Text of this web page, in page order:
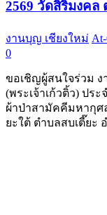
2569 วัดสิริมงคล
งานบุญ เชียงใหม่
0
ขอเชิญผู้สนใจร่วม
(พระเจ้าเก้วติ้ว) ปร
ผ้าป่าสามัคคีมหากุศ
ยะใต้ ตำบลสบเตี๊ยะ